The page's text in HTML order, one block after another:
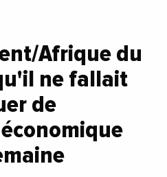
Afrique du
ne fallait
de